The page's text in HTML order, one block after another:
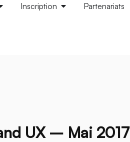
Inscription Partenariats
UX – Mai 2017